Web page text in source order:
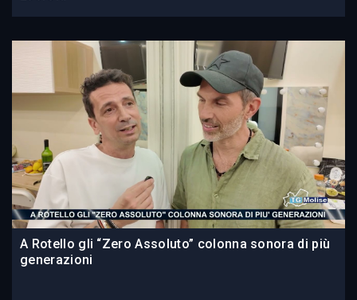
A Rotello gli “Zero Assoluto” colonna sonora di più
generazioni